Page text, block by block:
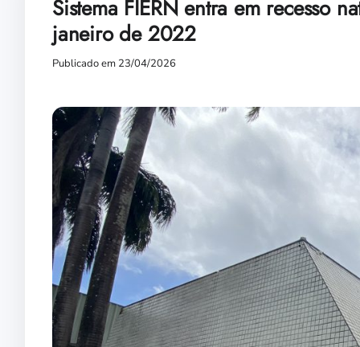
Sistema FIERN entra em recesso
janeiro de 2022
Publicado em 23/04/2026